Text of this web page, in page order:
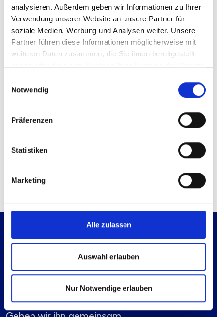
analysieren. Außerdem geben wir Informationen zu Ihrer
Verwendung unserer Website an unsere Partner für
soziale Medien, Werbung und Analysen weiter. Unsere
Partner führen diese Informationen möglicherweise mit
weiteren Daten zusammen, die Sie ihnen bereitgestellt
haben oder die sie im Rahmen Ihrer Nutzung der Dienste
Notwendig
Präferenzen
Statistiken
Marketing
Alle zulassen
Auswahl erlauben
Nur Notwendige erlauben
Stand 05.01.2026
Geplante
Aktualisierung
derzeit keine
Sie können sich
Es geht immer einen Schritt weiter.